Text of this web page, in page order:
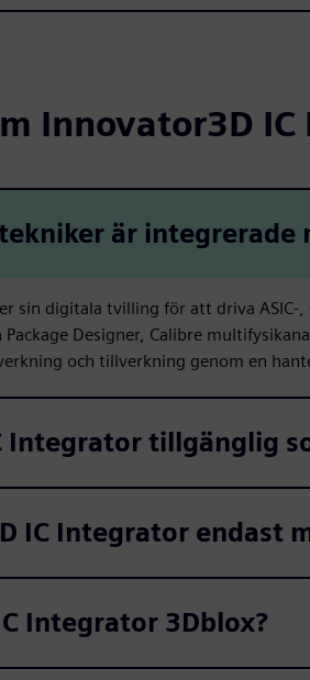
Innovator3D
är
sin digitala tvilling för att driva
Designer, Calibre
och tillverkning genom en
Integrator tillgänglig
IC Integrator endast
Integrator 3Dblox?